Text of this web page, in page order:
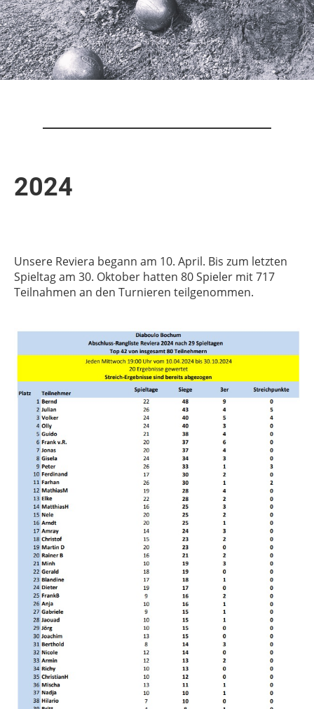
2024
Unsere Reviera begann am 10. April. Bis zum letzten
Spieltag am 30. Oktober hatten 80 Spieler mit 717
Teilnahmen an den Turnieren teilgenommen.